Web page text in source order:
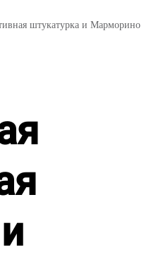
штукатурка и Марморино